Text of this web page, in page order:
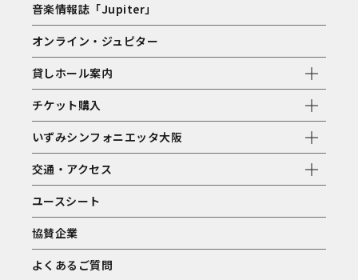
音楽情報誌「Jupiter」
オンライン・ジュピター
貸しホール案内
チケット購入
いずみシンフォニエッタ大阪
交通・アクセス
ユースシート
協賛企業
よくあるご質問